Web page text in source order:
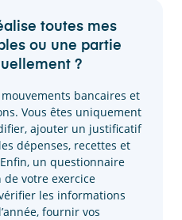
toutes mes
ou une partie
?
bancaires et
Vous êtes uniquement
ajouter un justificatif
dépenses, recettes et
Enfin, un questionnaire
votre exercice
les informations
fournir vos